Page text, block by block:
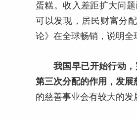
蛋糕。收入差距扩大问
可以发现，居民财富分
论》在全球畅销，说明全
我国早已开始行动
第三次分配的作用，发展
的慈善事业会有较大的发